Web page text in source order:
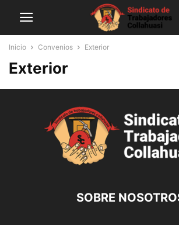
Inicio Convenios Exterior
Exterior
SOBRE